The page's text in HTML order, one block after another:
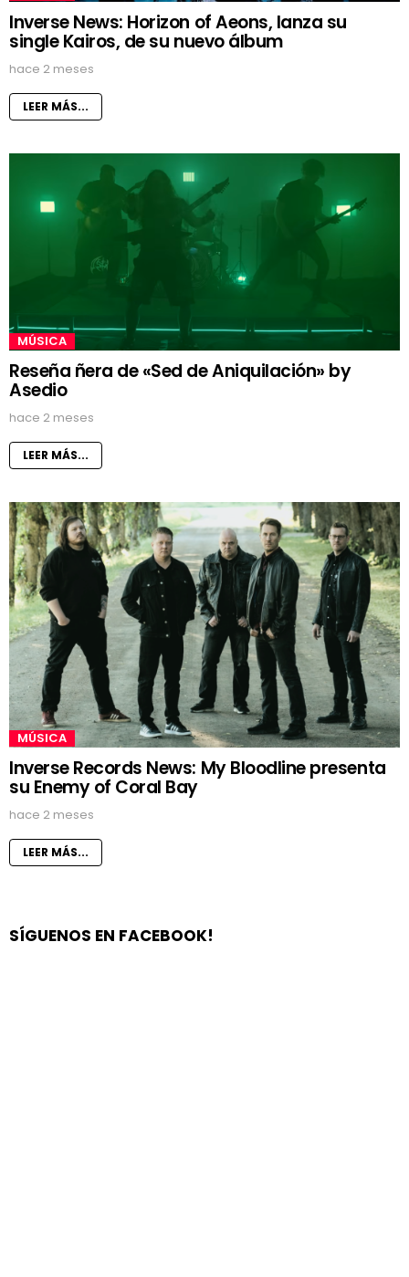
Inverse News: Horizon of Aeons, lanza su
single Kairos, de su nuevo álbum
hace 2 meses
LEER MÁS...
MÚSICA
Reseña ñera de «Sed de Aniquilación» by
Asedio
hace 2 meses
LEER MÁS...
MÚSICA
Inverse Records News: My Bloodline presenta
su Enemy of Coral Bay
hace 2 meses
LEER MÁS...
SÍGUENOS EN FACEBOOK!